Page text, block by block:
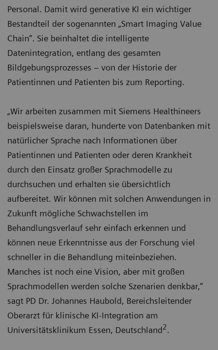
Personal. Damit wird generative KI ein wichtiger
Bestandteil der sogenannten „Smart Imaging Value
Chain“. Sie beinhaltet die intelligente
Datenintegration, entlang des gesamten
Bildgebungsprozesses – von der Historie der
Patientinnen und Patienten bis zum Reporting.
„Wir arbeiten zusammen mit Siemens Healthineers
beispielsweise daran, hunderte von Datenbanken mit
natürlicher Sprache nach Informationen über
Patientinnen und Patienten oder deren Krankheit
durch den Einsatz großer Sprachmodelle zu
durchsuchen und erhalten sie übersichtlich
aufbereitet. Wir können mit solchen Anwendungen in
Zukunft mögliche Schwachstellen im
Behandlungsverlauf sehr einfach erkennen und
können neue Erkenntnisse aus der Forschung viel
schneller in die Behandlung miteinbeziehen.
Manches ist noch eine Vision, aber mit großen
Sprachmodellen werden solche Szenarien denkbar,“
sagt PD Dr. Johannes Haubold, Bereichsleitender
Oberarzt für klinische KI-Integration am
Universitätsklinikum Essen, Deutschland2.